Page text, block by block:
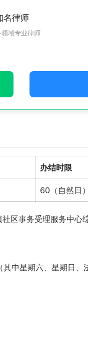
名律师
领域专业律师
办结时限
60（自然日）
区事务受理服务中心
中星期六、星期日、